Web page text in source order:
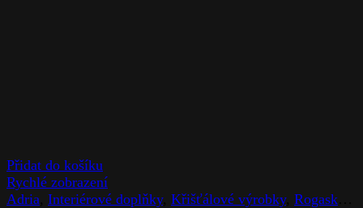
Přidat do košíku
Rychlé zobrazení
Adria Interiérové doplňky, Křišťálové výrobky, Rogaska